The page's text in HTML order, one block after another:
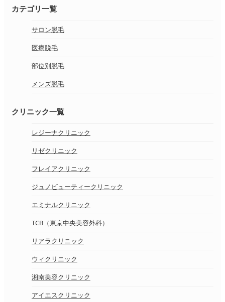
カテゴリ一覧
サロン脱毛
医療脱毛
部位別脱毛
メンズ脱毛
クリニック一覧
レジーナクリニック
リゼクリニック
フレイアクリニック
ジュノビューティークリニック
エミナルクリニック
TCB（東京中央美容外科）
リアラクリニック
ウィクリニック
湘南美容クリニック
アイエスクリニック